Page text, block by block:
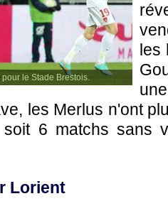
le Stade Brestois.
les
les Merlus n'ont
soit 6 matchs sans
Lorient